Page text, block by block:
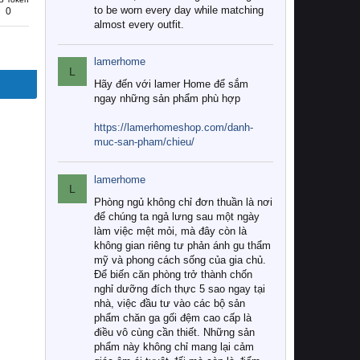
0
to be worn every day while matching
almost every outfit.
L
lamerhome
Hãy đến với lamer Home để sắm
ngay những sản phẩm phù hợp
https://lamerhomeshop.com/danh-
muc-san-pham/chieu/
L
lamerhome
Phòng ngủ không chỉ đơn thuần là nơi
để chúng ta ngả lưng sau một ngày
làm việc mệt mỏi, mà đây còn là
không gian riêng tư phản ánh gu thẩm
mỹ và phong cách sống của gia chủ.
Để biến căn phòng trở thành chốn
nghỉ dưỡng đích thực 5 sao ngay tại
nhà, việc đầu tư vào các bộ sản
phẩm chăn ga gối đệm cao cấp là
điều vô cùng cần thiết. Những sản
phẩm này không chỉ mang lại cảm